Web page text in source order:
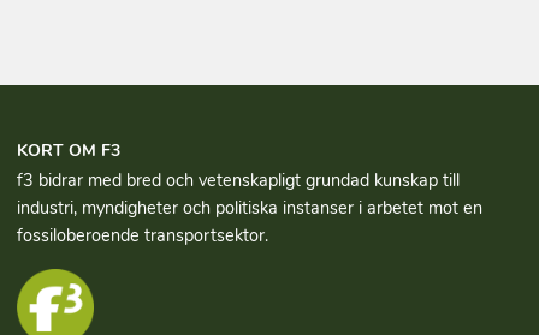
KORT OM F3
f3 bidrar med bred och vetenskapligt grundad kun­skap till
industri, myndigheter och politiska instanser i arbetet mot en
fossiloberoende transportsektor.